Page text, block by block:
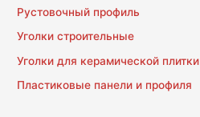
Рустовочный профиль
Уголки строительные
Уголки для керамической плитки
Пластиковые панели и профиля